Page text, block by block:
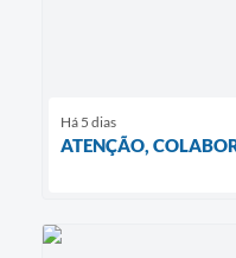
Há 5 dias
ATENÇÃO,